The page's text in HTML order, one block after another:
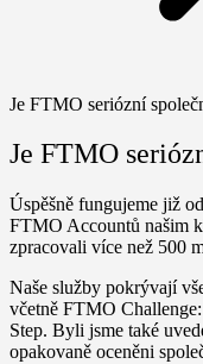
Je FTMO seriózní
Je FTMO
Úspěšně fungujeme již
FTMO Accountů našim
zpracovali více než 500
Naše služby pokrývají
včetně FTMO
Step. Byli jsme také
opakovaně oceněni